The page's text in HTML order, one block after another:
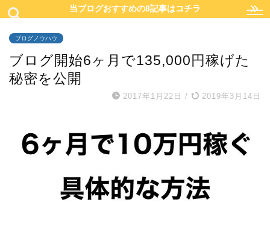
当ブログおすすめの8記事はコチラ
ブログノウハウ
ブログ開始6ヶ月で135,000円稼げた
秘密を公開
2017年1月22日 / 2019年3月14日